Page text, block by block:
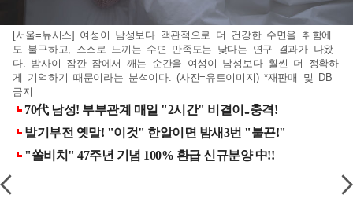
[서울=뉴시스] 여성이 남성보다 객관적으로 더 건강한 수면을 취함에
도 불구하고, 스스로 느끼는 수면 만족도는 낮다는 연구 결과가 나왔
다. 밤사이 잠깐 잠에서 깨는 순간을 여성이 남성보다 훨씬 더 정확하
게 기억하기 때문이라는 분석이다. (사진=유토이미지) *재판매 및 DB
금지